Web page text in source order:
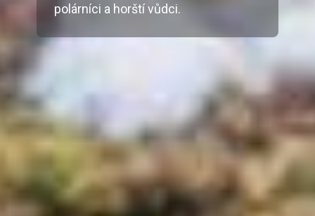
polárníci a horští vůdci.